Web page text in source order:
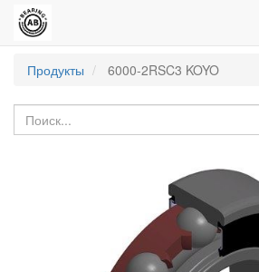
Продукты
6000-2RSC3 KOYO